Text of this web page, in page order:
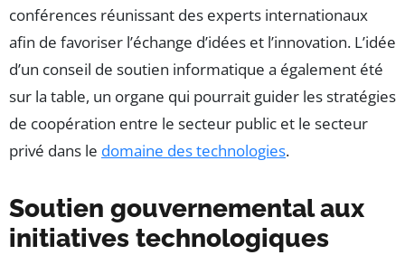
conférences réunissant des experts internationaux
afin de favoriser l’échange d’idées et l’innovation. L’idée
d’un conseil de soutien informatique a également été
sur la table, un organe qui pourrait guider les stratégies
de coopération entre le secteur public et le secteur
privé dans le domaine des technologies.
Soutien gouvernemental aux
initiatives technologiques